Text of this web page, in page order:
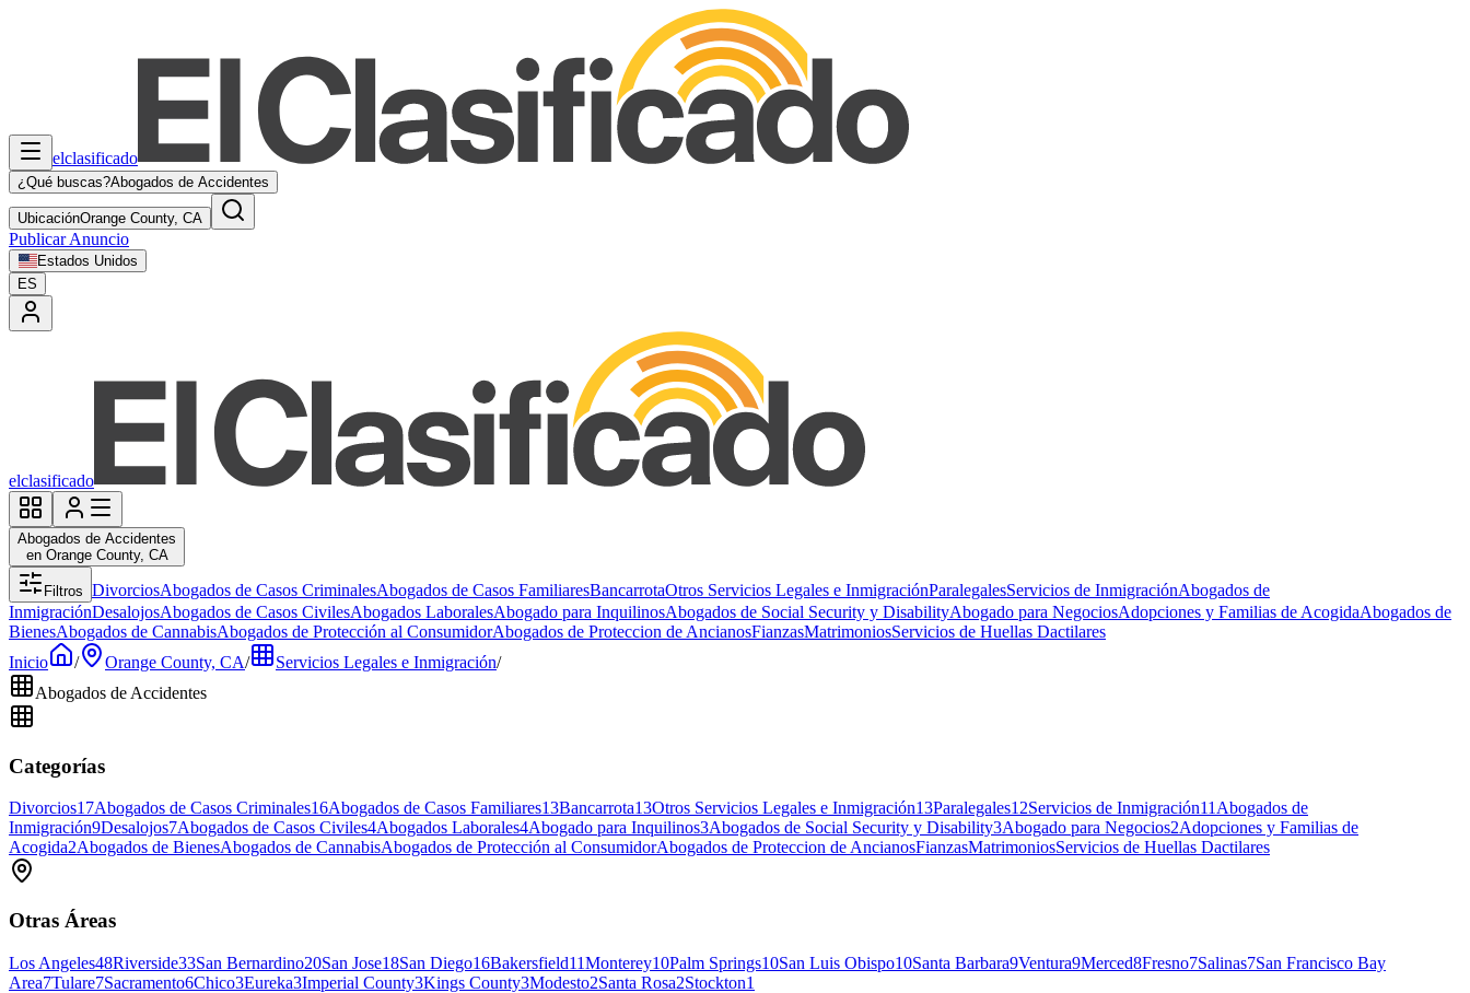
elclasificado
¿Qué buscas?Abogados de Accidentes
UbicaciónOrange County, CA
Publicar Anuncio
Estados Unidos
ES
elclasificado
Abogados de Accidentes
en Orange County, CA
Filtros DivorciosAbogados de Casos CriminalesAbogados de Casos FamiliaresBancarrotaOtros Servicios Legales e InmigraciónParalegalesServicios de InmigraciónAbogados de
InmigraciónDesalojosAbogados de Casos CivilesAbogados LaboralesAbogado para InquilinosAbogados de Social Security y DisabilityAbogado para NegociosAdopciones y Familias de AcogidaAbogados de
BienesAbogados de CannabisAbogados de Protección al ConsumidorAbogados de Proteccion de AncianosFianzasMatrimoniosServicios de Huellas Dactilares
Inicio
/ Orange County, CA/ Servicios Legales e Inmigración/
Abogados de Accidentes
Categorías
Divorcios17Abogados de Casos Criminales16Abogados de Casos Familiares13Bancarrota13Otros Servicios Legales e Inmigración13Paralegales12Servicios de Inmigración11Abogados de
Inmigración9Desalojos7Abogados de Casos Civiles4Abogados Laborales4Abogado para Inquilinos3Abogados de Social Security y Disability3Abogado para Negocios2Adopciones y Familias de
Acogida2Abogados de BienesAbogados de CannabisAbogados de Protección al ConsumidorAbogados de Proteccion de AncianosFianzasMatrimoniosServicios de Huellas Dactilares
Otras Áreas
Los Angeles48Riverside33San Bernardino20San Jose18San Diego16Bakersfield11Monterey10Palm Springs10San Luis Obispo10Santa Barbara9Ventura9Merced8Fresno7Salinas7San Francisco Bay
Area7Tulare7Sacramento6Chico3Eureka3Imperial County3Kings County3Modesto2Santa Rosa2Stockton1